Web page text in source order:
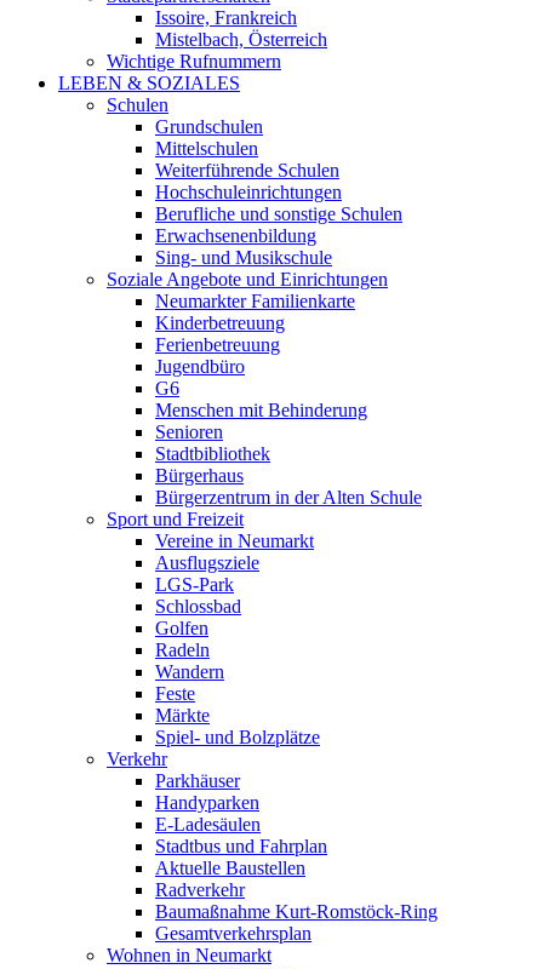
Issoire, Frankreich
Mistelbach, Österreich
Wichtige Rufnummern
LEBEN & SOZIALES
Schulen
Grundschulen
Mittelschulen
Weiterführende Schulen
Hochschuleinrichtungen
Berufliche und sonstige Schulen
Erwachsenenbildung
Sing- und Musikschule
Soziale Angebote und Einrichtungen
Neumarkter Familienkarte
Kinderbetreuung
Ferienbetreuung
Jugendbüro
G6
Menschen mit Behinderung
Senioren
Stadtbibliothek
Bürgerhaus
Bürgerzentrum in der Alten Schule
Sport und Freizeit
Vereine in Neumarkt
Ausflugsziele
LGS-Park
Schlossbad
Golfen
Radeln
Wandern
Feste
Märkte
Spiel- und Bolzplätze
Verkehr
Parkhäuser
Handyparken
E-Ladesäulen
Stadtbus und Fahrplan
Aktuelle Baustellen
Radverkehr
Baumaßnahme Kurt-Romstöck-Ring
Gesamtverkehrsplan
Wohnen in Neumarkt